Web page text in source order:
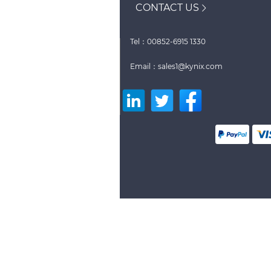
CONTACT US
Tel：00852-6915 1330
Email：sales1@kynix.com